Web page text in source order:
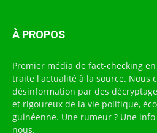
À PROPOS
Premier média de fact-checking
traite l'actualité à la source. Nous
désinformation par des
et rigoureux de la vie politique,
guinéenne. Une rumeur ? Une
nous.